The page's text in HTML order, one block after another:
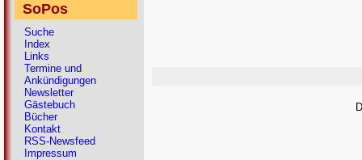
SoPos
Suche
Index
Links
Termine und
Ankündigungen
Newsletter
Gästebuch
Bücher
Kontakt
RSS-Newsfeed
Impressum